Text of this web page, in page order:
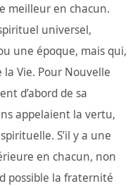
meilleur en chacun.
universel,
une époque, mais qui,
Vie. Pour Nouvelle
d’abord de sa
appelaient la vertu,
S’il y a une
en chacun, non
possible la fraternité